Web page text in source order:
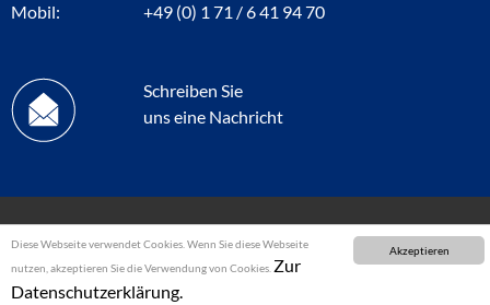
Akzeptieren
Diese Webseite verwendet Cookies. Wenn Sie diese Webseite
nutzen, akzeptieren Sie die Verwendung von Cookies. Zur
Datenschutzerklärung.
Mobil:
+49 (0) 1 71 / 6 41 94 70
Schreiben Sie
uns eine Nachricht